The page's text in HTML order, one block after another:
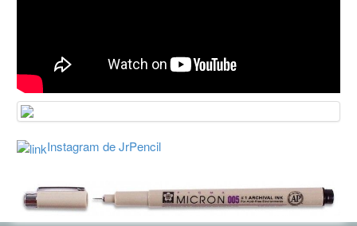
Instagram de JrPencil